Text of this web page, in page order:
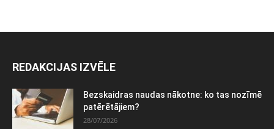
REDAKCIJAS IZVĒLE
Bezskaidras naudas nākotne: ko tas nozīmē
patērētājiem?
28/07/2026